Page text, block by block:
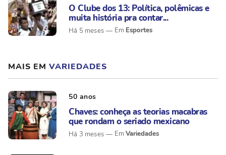
O Clube dos 13: Política, polêmicas e
muita história pra contar...
Há 5 meses Esportes
MAIS EM VARIEDADES
50 anos
Chaves: conheça as teorias macabras
que rondam o seriado mexicano
Há 3 meses Variedades